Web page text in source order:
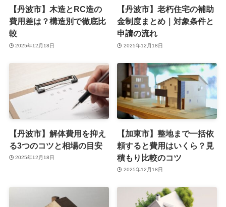
【丹波市】木造とRC造の
費用差は？構造別で徹底比
較
2025年12月18日
【丹波市】老朽住宅の補助
金制度まとめ｜対象条件と
申請の流れ
2025年12月18日
【丹波市】解体費用を抑え
る3つのコツと相場の目安
2025年12月18日
【加東市】整地まで一括依
頼すると費用はいくら？見
積もり比較のコツ
2025年12月18日